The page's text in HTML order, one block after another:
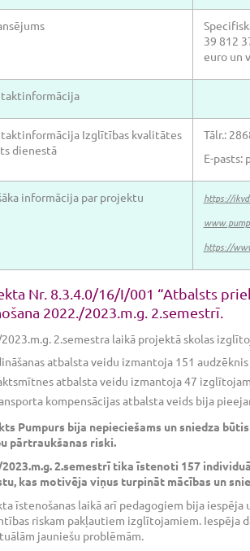
39 812
euro un
Izglītības kvalitātes
dienestā
Tālr.:
E-pasts:
informācija par projektu
https://
https://
Nr. 8.3.4.0/16/I/001 “Atbalsts
2022./2023.m.g. 2.semestrī.
2.semestra laikā projektā skolas
atbalsta veidu izmantoja 151
atbalsta veidu izmantoja
kompensācijas atbalsta veids bija
Pumpurs bija nepieciešams un sniedza
pārtraukšanas riski.
2.semestrī tika īstenoti 157
kas motivēja viņus turpināt mācības un
īstenošanas laikā arī pedagogiem bija
riskam pakļautiem izglītojamiem. Iespēja
jauniešu problēmām.